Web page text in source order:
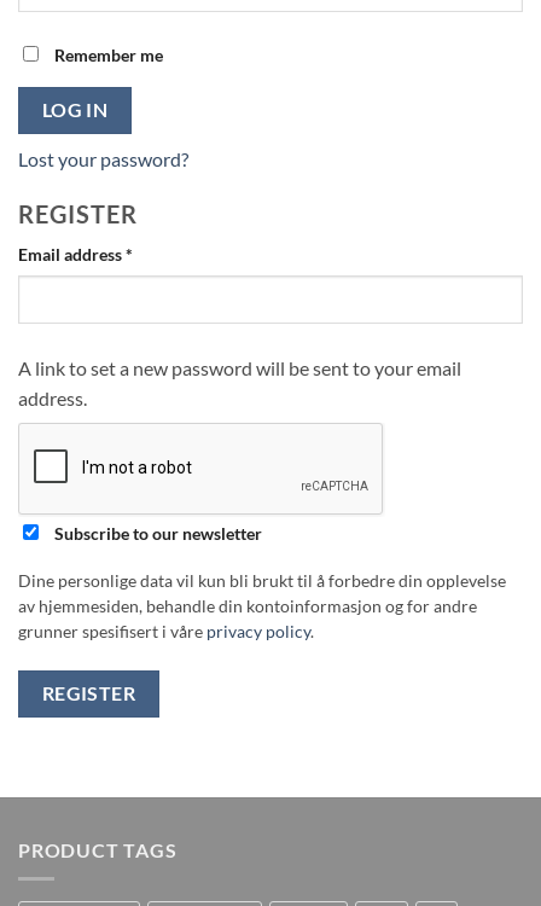
Remember me
LOG IN
Lost your password?
REGISTER
Email address*
A link to set a new password will be sent to your email
address.
Subscribe to our newsletter
Dine personlige data vil kun bli brukt til å forbedre din opplevelse
av hjemmesiden, behandle din kontoinformasjon og for andre
grunner spesifisert i våre privacy policy.
REGISTER
PRODUCT TAGS